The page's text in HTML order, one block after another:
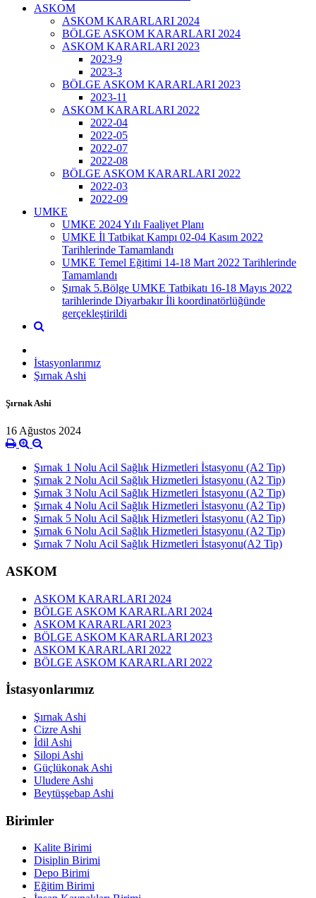
ASKOM
ASKOM KARARLARI 2024
BÖLGE ASKOM KARARLARI 2024
ASKOM KARARLARI 2023
2023-9
2023-3
BÖLGE ASKOM KARARLARI 2023
2023-11
ASKOM KARARLARI 2022
2022-04
2022-05
2022-07
2022-08
BÖLGE ASKOM KARARLARI 2022
2022-03
2022-09
UMKE
UMKE 2024 Yılı Faaliyet Planı
UMKE İl Tatbikat Kampı 02-04 Kasım 2022
Tarihlerinde Tamamlandı
UMKE Temel Eğitimi 14-18 Mart 2022 Tarihlerinde
Tamamlandı
Şırnak 5.Bölge UMKE Tatbikatı 16-18 Mayıs 2022
tarihlerinde Diyarbakır İli koordinatörlüğünde
gerçekleştirildi
İstasyonlarımız
Şırnak Ashi
Şırnak Ashi
16 Ağustos 2024
Şırnak 1 Nolu Acil Sağlık Hizmetleri İstasyonu (A2 Tip)
Şırnak 2 Nolu Acil Sağlık Hizmetleri İstasyonu (A2 Tip)
Şırnak 3 Nolu Acil Sağlık Hizmetleri İstasyonu (A2 Tip)
Şırnak 4 Nolu Acil Sağlık Hizmetleri İstasyonu (A2 Tip)
Şırnak 5 Nolu Acil Sağlık Hizmetleri İstasyonu (A2 Tip)
Şırnak 6 Nolu Acil Sağlık Hizmetleri İstasyonu (A2 Tip)
Şırnak 7 Nolu Acil Sağlık Hizmetleri İstasyonu(A2 Tip)
ASKOM
ASKOM KARARLARI 2024
BÖLGE ASKOM KARARLARI 2024
ASKOM KARARLARI 2023
BÖLGE ASKOM KARARLARI 2023
ASKOM KARARLARI 2022
BÖLGE ASKOM KARARLARI 2022
İstasyonlarımız
Şırnak Ashi
Cizre Ashi
İdil Ashi
Silopi Ashi
Güçlükonak Ashi
Uludere Ashi
Beytüşşebap Ashi
Birimler
Kalite Birimi
Disiplin Birimi
Depo Birimi
Eğitim Birimi